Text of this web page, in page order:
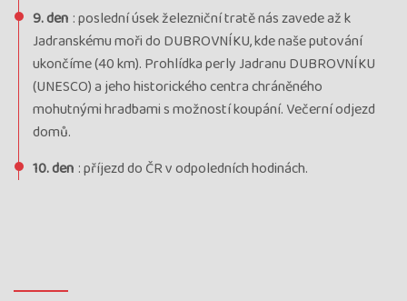
9. den : poslední úsek železniční tratě nás zavede až k
Jadranskému moři do DUBROVNÍKU, kde naše putování
ukončíme (40 km). Prohlídka perly Jadranu DUBROVNÍKU
(UNESCO) a jeho historického centra chráněného
mohutnými hradbami s možností koupání. Večerní odjezd
domů.
10. den : příjezd do ČR v odpoledních hodinách.